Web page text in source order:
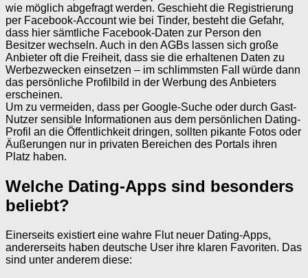
wie möglich abgefragt werden. Geschieht die Registrierung
per Facebook-Account wie bei Tinder, besteht die Gefahr,
dass hier sämtliche Facebook-Daten zur Person den
Besitzer wechseln. Auch in den AGBs lassen sich große
Anbieter oft die Freiheit, dass sie die erhaltenen Daten zu
Werbezwecken einsetzen – im schlimmsten Fall würde dann
das persönliche Profilbild in der Werbung des Anbieters
erscheinen.
Um zu vermeiden, dass per Google-Suche oder durch Gast-
Nutzer sensible Informationen aus dem persönlichen Dating-
Profil an die Öffentlichkeit dringen, sollten pikante Fotos oder
Äußerungen nur in privaten Bereichen des Portals ihren
Platz haben.
Welche Dating-Apps sind besonders
beliebt?
Einerseits existiert eine wahre Flut neuer Dating-Apps,
andererseits haben deutsche User ihre klaren Favoriten. Das
sind unter anderem diese: